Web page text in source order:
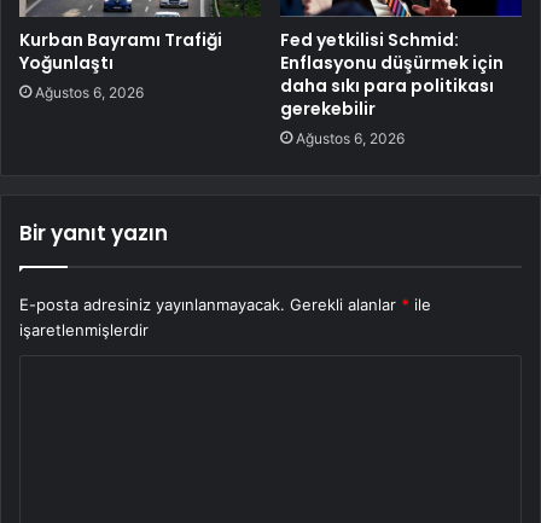
Kurban Bayramı Trafiği
Yoğunlaştı
Ağustos 6, 2026
Fed yetkilisi Schmid:
Enflasyonu düşürmek için
daha sıkı para politikası
gerekebilir
Ağustos 6, 2026
Bir yanıt yazın
E-posta adresiniz yayınlanmayacak. Gerekli alanlar * ile
işaretlenmişlerdir